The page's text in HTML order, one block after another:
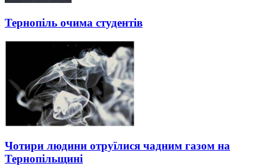
Тернопіль очима студентів
Чотири людини отруїлися чадним газом на
Тернопільщині